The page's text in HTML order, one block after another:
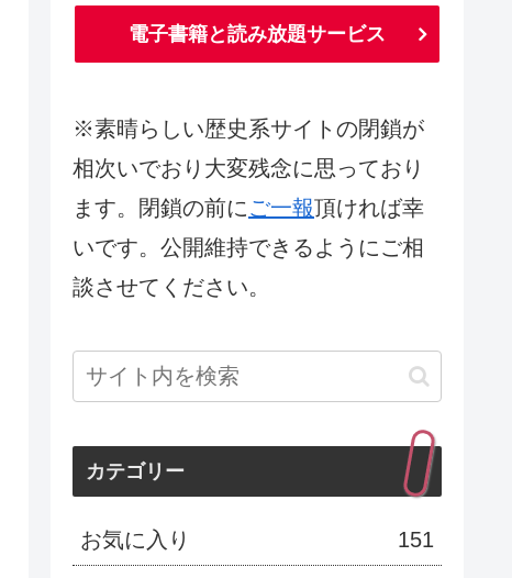
電子書籍と読み放題サービス
※素晴らしい歴史系サイトの閉鎖が
相次いでおり大変残念に思っており
ます。閉鎖の前にご一報頂ければ幸
いです。公開維持できるようにご相
談させてください。
カテゴリー
お気に入り 151